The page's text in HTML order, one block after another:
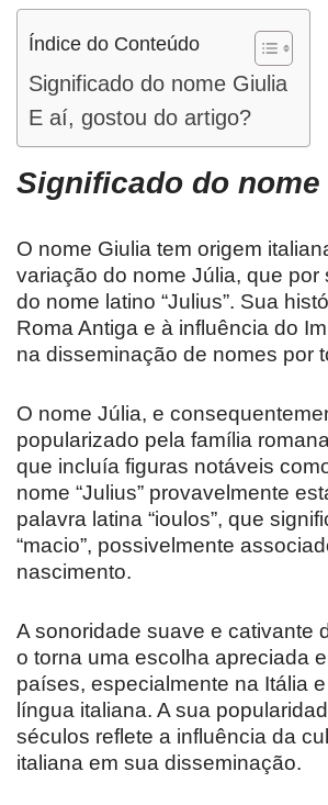
Índice do Conteúdo
Significado do nome Giulia
E aí, gostou do artigo?
Significado do nome
O nome Giulia tem origem
variação do nome Júlia, que por
do nome latino “Julius”. Sua
Roma Antiga e à influência do
na disseminação de nomes por
O nome Júlia, e
popularizado pela família
que incluía figuras notáveis
nome “Julius” provavelmente
palavra latina “ioulos”, que
“macio”, possivelmente
nascimento.
A sonoridade suave e cativante
o torna uma escolha apreciada
países, especialmente na Itália
língua italiana. A sua
séculos reflete a influência da
italiana em sua disseminação.